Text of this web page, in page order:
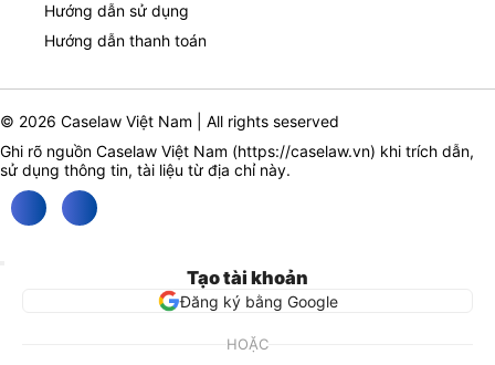
Hướng dẫn sử dụng
Hướng dẫn thanh toán
© 2026 Caselaw Việt Nam | All rights seserved
Ghi rõ nguồn Caselaw Việt Nam (https://caselaw.vn) khi trích dẫn,
sử dụng thông tin, tài liệu từ địa chỉ này.
Tạo tài khoản
Đăng ký bằng Google
HOẶC